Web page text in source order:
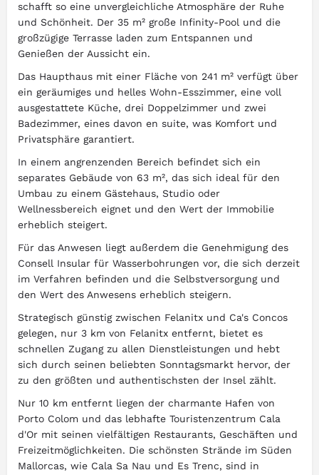
schafft so eine unvergleichliche Atmosphäre der Ruhe
und Schönheit. Der 35 m² große Infinity-Pool und die
großzügige Terrasse laden zum Entspannen und
Genießen der Aussicht ein.
Das Haupthaus mit einer Fläche von 241 m² verfügt über
ein geräumiges und helles Wohn-Esszimmer, eine voll
ausgestattete Küche, drei Doppelzimmer und zwei
Badezimmer, eines davon en suite, was Komfort und
Privatsphäre garantiert.
In einem angrenzenden Bereich befindet sich ein
separates Gebäude von 63 m², das sich ideal für den
Umbau zu einem Gästehaus, Studio oder
Wellnessbereich eignet und den Wert der Immobilie
erheblich steigert.
Für das Anwesen liegt außerdem die Genehmigung des
Consell Insular für Wasserbohrungen vor, die sich derzeit
im Verfahren befinden und die Selbstversorgung und
den Wert des Anwesens erheblich steigern.
Strategisch günstig zwischen Felanitx und Ca's Concos
gelegen, nur 3 km von Felanitx entfernt, bietet es
schnellen Zugang zu allen Dienstleistungen und hebt
sich durch seinen beliebten Sonntagsmarkt hervor, der
zu den größten und authentischsten der Insel zählt.
Nur 10 km entfernt liegen der charmante Hafen von
Porto Colom und das lebhafte Touristenzentrum Cala
d'Or mit seinen vielfältigen Restaurants, Geschäften und
Freizeitmöglichkeiten. Die schönsten Strände im Süden
Mallorcas, wie Cala Sa Nau und Es Trenc, sind in